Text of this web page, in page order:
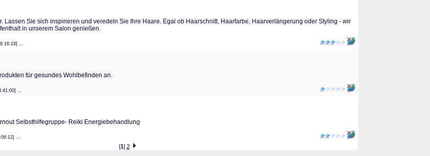
Lassen Sie sich inspirieren und veredeln Sie Ihre Haare. Egal ob Haarschnitt, Haarfarbe, Haarverlängerung oder Styling - wir
in unserem Salon genießen.
@ 08:16:18] ...
für gesundes Wohlbefinden an.
14:41:00] ...
Selbsthilfegruppe- Reiki Energiebehandlung
14:06:12] ...
[1] 2